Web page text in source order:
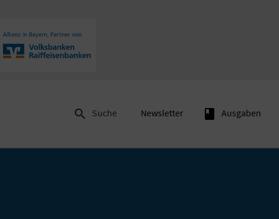
 Suche Newsletter book Ausgaben